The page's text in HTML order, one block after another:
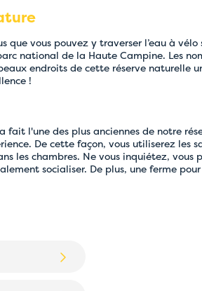
vous pouvez y traverser l’eau à vélo
national de la Haute Campine. Les
endroits de cette réserve naturelle
!
l'une des plus anciennes de notre
De cette façon, vous utiliserez les
les chambres. Ne vous inquiétez, vous
socialiser. De plus, une ferme